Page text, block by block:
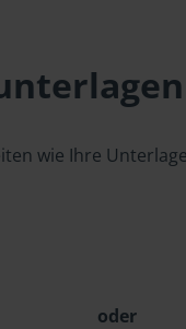
wie Ihre
oder